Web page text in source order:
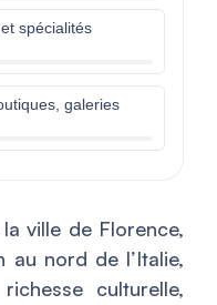
spécialités
galeries
ville de Florence,
au nord de l’Italie,
culturelle,